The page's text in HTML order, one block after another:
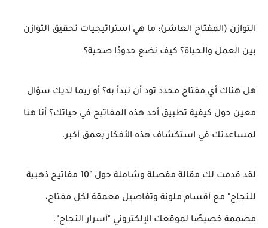
التوازن (المفتاح العاشر): ما هي استراتيجيات تحقيق التوازن
بين العمل والحياة؟ كيف نضع حدودًا صحية؟
هل هناك أي مفتاح محدد تود أن نبدأ به؟ أو ربما لديك سؤال
معين حول كيفية تطبيق أحد هذه المفاتيح في حياتك؟ أنا هنا
لمساعدتك في استكشاف هذه الأفكار بعمق أكبر.
لقد قدمت لك مقالة مفصلة وشاملة حول "10 مفاتيح ذهبية
للنجاح" مع أقسام ملونة وتفاصيل معمقة لكل مفتاح،
مصممة خصيصًا لموقعك الإلكتروني "أسرار النجاح".